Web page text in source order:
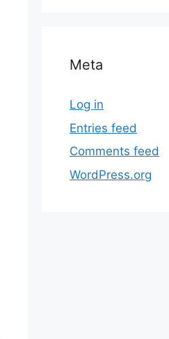
Meta
Log in
Entries feed
Comments feed
WordPress.org